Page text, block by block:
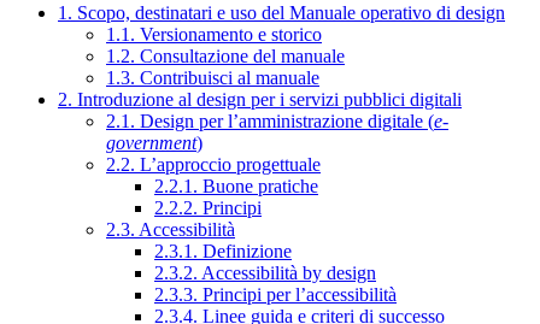
1. Scopo, destinatari e uso del Manuale operativo di design
1.1. Versionamento e storico
1.2. Consultazione del manuale
1.3. Contribuisci al manuale
2. Introduzione al design per i servizi pubblici digitali
2.1. Design per l’amministrazione digitale (e-
government)
2.2. L’approccio progettuale
2.2.1. Buone pratiche
2.2.2. Principi
2.3. Accessibilità
2.3.1. Definizione
2.3.2. Accessibilità by design
2.3.3. Principi per l’accessibilità
2.3.4. Linee guida e criteri di successo